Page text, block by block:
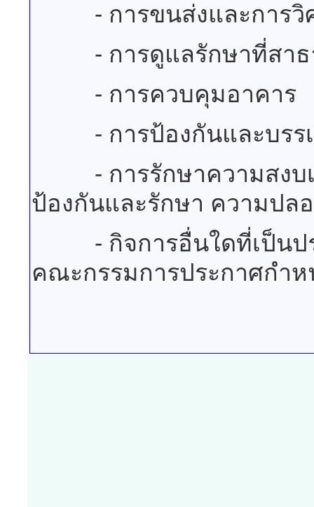
- การขนส่งและการวิ
- การดูแลรักษาที่สา
- การควบคุมอาคาร
- การป้องกันและบรรเ
- การรักษาความสงบเ
ป้องกันและรักษา ความปล
- กิจการอื่นใดที่เป็นปร
คณะกรรมการประกาศกำ